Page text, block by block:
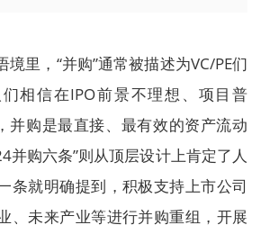
里，“并购”通常被描述为VC/PE们
相信在IPO前景不理想、项目普
并购是最直接、最有效的资产流动
并购六条”则从顶层设计上肯定了人
条就明确提到，积极支持上市公司
、未来产业等进行并购重组，开展